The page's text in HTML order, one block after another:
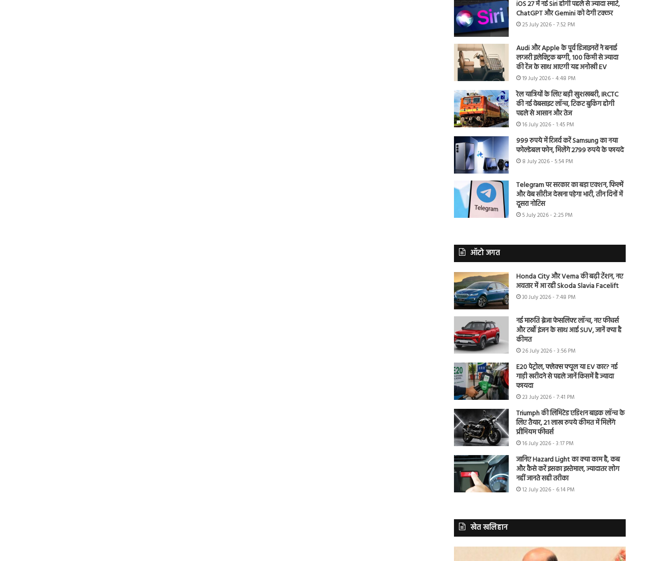
iOS 27 में नई Siri होगी पहले से ज्यादा स्मार्ट,
ChatGPT और Gemini को देगी टक्कर
25 July 2026 - 7:52 PM
Audi और Apple के पूर्व डिजाइनरों ने बनाई
लग्जरी इलेक्ट्रिक बग्गी, 100 किमी से ज्यादा
की रेंज के साथ आएगी यह अनोखी EV
19 July 2026 - 4:48 PM
रेल यात्रियों के लिए बड़ी खुशखबरी, IRCTC
की नई वेबसाइट लॉन्च, टिकट बुकिंग होगी
पहले से आसान और तेज
16 July 2026 - 1:45 PM
999 रुपये में रिजर्व करें Samsung का नया
फोल्डेबल फोन, मिलेंगे 2799 रुपये के फायदे
8 July 2026 - 5:54 PM
Telegram पर सरकार का बड़ा एक्शन, फिल्में
और वेब सीरीज देखना पड़ेगा भारी, तीन दिनों में
दूसरा नोटिस
5 July 2026 - 2:25 PM
ऑटो जगत
Honda City और Verna की बढ़ी टेंशन, नए
अवतार में आ रही Skoda Slavia Facelift
30 July 2026 - 7:48 PM
नई मारुति ब्रेजा फेसलिफ्ट लॉन्च, नए फीचर्स
और टर्बो इंजन के साथ आई SUV, जानें क्या है
कीमत
26 July 2026 - 3:56 PM
E20 पेट्रोल, फ्लेक्स फ्यूल या EV कार? नई
गाड़ी खरीदने से पहले जानें किसमें है ज्यादा
फायदा
23 July 2026 - 7:41 PM
Triumph की लिमिटेड एडिशन बाइक लॉन्च के
लिए तैयार, 21 लाख रुपये कीमत में मिलेंगे
प्रीमियम फीचर्स
16 July 2026 - 3:17 PM
जानिए Hazard Light का क्या काम है, कब
और कैसे करें इसका इस्तेमाल, ज्यादातर लोग
नहीं जानते सही तरीका
12 July 2026 - 6:14 PM
खेत खलिहान